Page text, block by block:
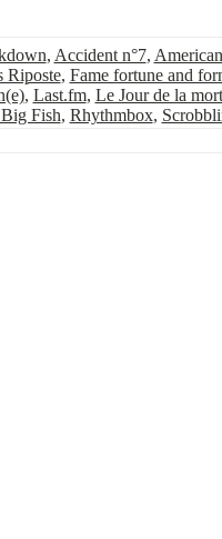
, Accident n°7,
Riposte, Fame fortune and
, Last.fm, Le Jour de la
Fish, Rhythmbox,